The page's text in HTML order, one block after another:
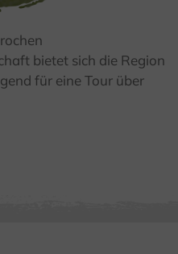
© Bad Driburger Touristik GmbH
bietet sich die Region
für eine Tour über